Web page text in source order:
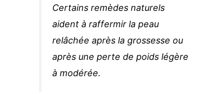
Certains remèdes naturels
aident à raffermir la peau
relâchée après la grossesse ou
après une perte de poids légère
à modérée.